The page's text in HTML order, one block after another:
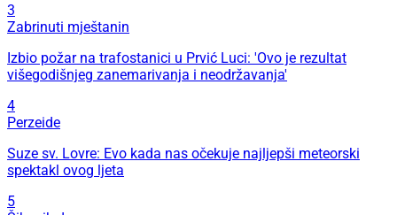
3
Zabrinuti mještanin
Izbio požar na trafostanici u Prvić Luci: 'Ovo je rezultat
višegodišnjeg zanemarivanja i neodržavanja'
4
Perzeide
Suze sv. Lovre: Evo kada nas očekuje najljepši meteorski
spektakl ovog ljeta
5